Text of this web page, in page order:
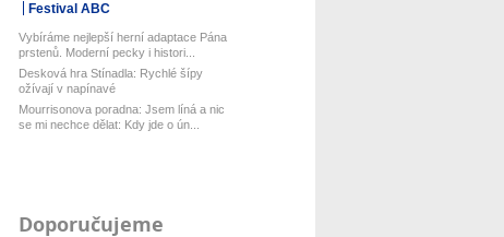
Festival ABC
Vybíráme nejlepší herní adaptace Pána
prstenů. Moderní pecky i histori...
Desková hra Stínadla: Rychlé šípy
ožívají v napínavé
Mourrisonova poradna: Jsem líná a nic
se mi nechce dělat: Kdy jde o ún...
Doporučujeme